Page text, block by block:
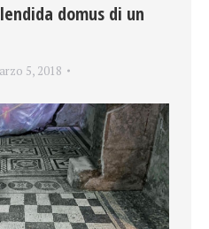
domus di un
5, 2018